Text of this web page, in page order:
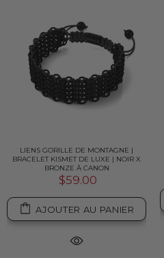
LIENS GORILLE DE MONTAGNE |
BRACELET KISMET DE LUXE | NOIR X
BRONZE À CANON
$59.00
AJOUTER AU PANIER